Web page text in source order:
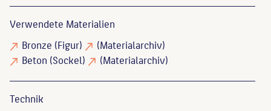
Verwendete Materialien
Bronze (Figur)
(Materialarchiv)
Beton (Sockel) (Materialarchiv)
Technik